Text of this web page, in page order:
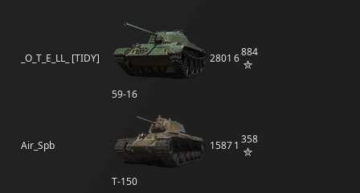
_O_T_E_LL_ [TIDY]
59-16
2801 6884
Air_Spb
Т-150
15871 358